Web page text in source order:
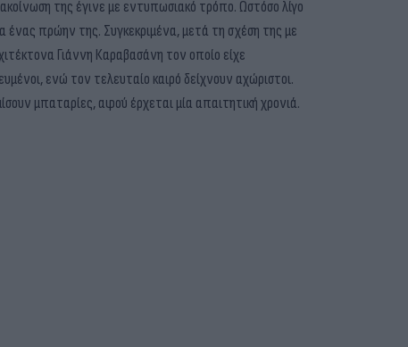
της έγινε με εντυπωσιακό τρόπο. Ωστόσο λίγο
ένας πρώην της. Συγκεκριμένα, μετά τη σχέση της με
Γιάννη Καραβασάνη τον οποίο είχε
ενώ τον τελευταίο καιρό δείχνουν αχώριστοι.
μπαταρίες, αφού έρχεται μία απαιτητική χρονιά.